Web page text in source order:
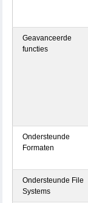
Geavanceerde
functies
Ondersteunde
Formaten
Ondersteunde File
Systems